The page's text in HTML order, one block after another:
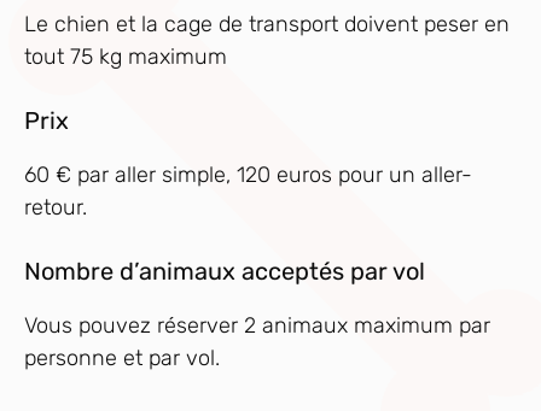
Le chien et la cage de transport doivent peser en
tout 75 kg maximum
Prix
60 € par aller simple, 120 euros pour un aller-
retour.
Nombre d’animaux acceptés par vol
Vous pouvez réserver 2 animaux maximum par
personne et par vol.